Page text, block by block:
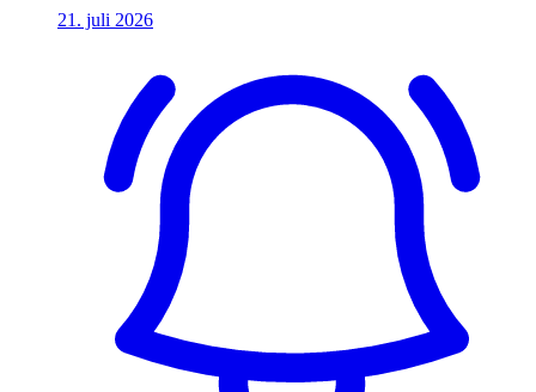
21. juli 2026